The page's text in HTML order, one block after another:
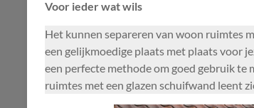
Voor ieder wat wils
Het kunnen separeren van woon ruimtes
een gelijkmoedige plaats met plaats voor
een perfecte methode om goed gebruik te
ruimtes met een glazen schuifwand leent